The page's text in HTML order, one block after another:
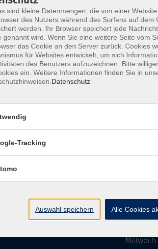
Impressum AGBs
e. V.
Dienstag
Mittwoch
sind kleine Datenmengen, die von einer
des Nutzers während des Surfens auf dem
werden. Ihr Browser speichert jede
genannt wird. Wenn Sie eine weitere Seite vom
das Cookie an den Server zurück. Cookies
für Websites entwickelt, um sich
des Benutzers aufzuzeichnen. Bitte
ein. Weitere Informationen finden Sie in
Datenschutz
Tracking
Auswahl speichern Alle Cookies